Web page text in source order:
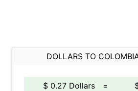
DOLLARS TO
$ 0.27 Dollars =